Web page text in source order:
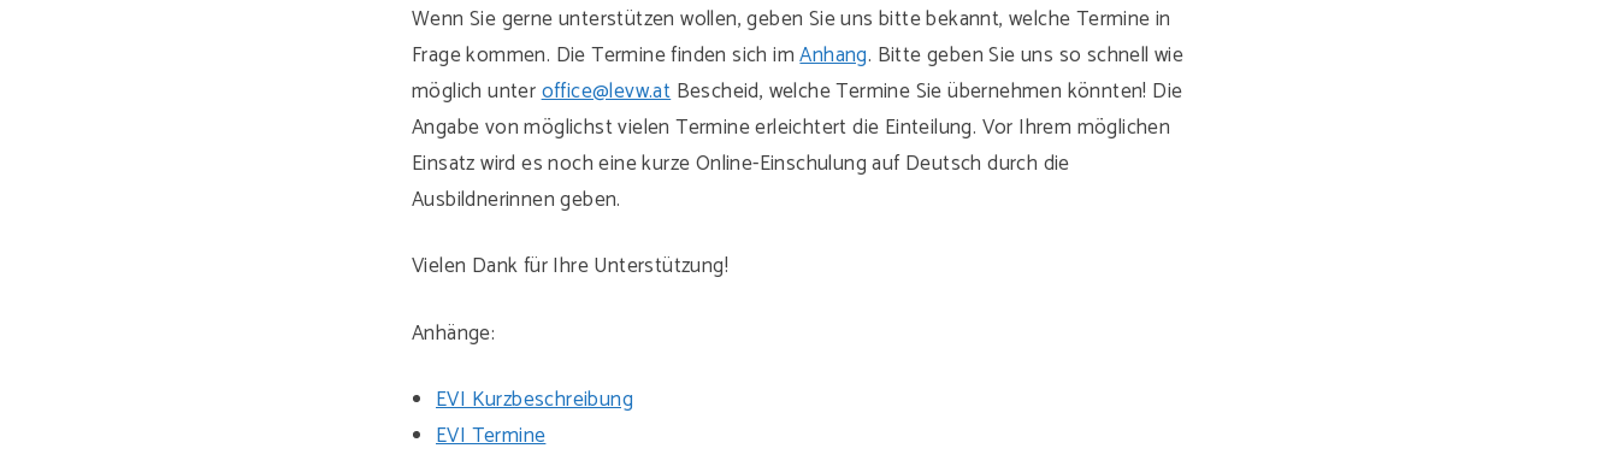
Wenn Sie gerne unterstützen wollen, geben Sie uns bitte bekannt, welche Termine in
Frage kommen. Die Termine finden sich imAnhang. Bitte geben Sie uns so schnell wie
möglich unteroffice@levw.atBescheid, welche Termine Sie übernehmen könnten! Die
Angabe von möglichst vielen Termine erleichtert die Einteilung. Vor Ihrem möglichen
Einsatz wird es noch eine kurze Online-Einschulung auf Deutsch durch die
Ausbildnerinnen geben.
Vielen Dank für Ihre Unterstützung!
Anhänge:
EVI Kurzbeschreibung
EVI Termine